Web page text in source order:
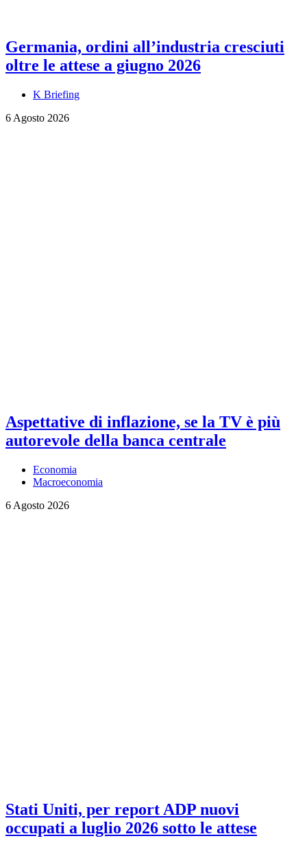
Germania, ordini all’industria cresciuti
oltre le attese a giugno 2026
K Briefing
6 Agosto 2026
Aspettative di inflazione, se la TV è più
autorevole della banca centrale
Economia
Macroeconomia
6 Agosto 2026
Stati Uniti, per report ADP nuovi
occupati a luglio 2026 sotto le attese